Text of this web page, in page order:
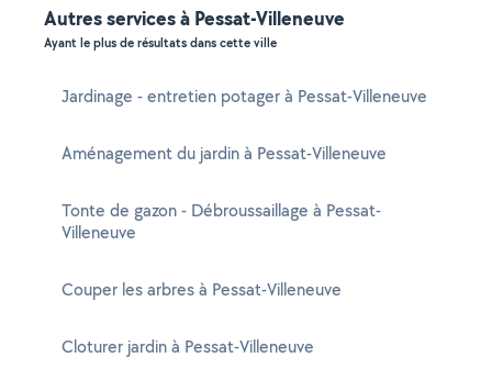
Autres services à Pessat-Villeneuve
Ayant le plus de résultats dans cette ville
Jardinage - entretien potager à Pessat-Villeneuve
Aménagement du jardin à Pessat-Villeneuve
Tonte de gazon - Débroussaillage à Pessat-
Villeneuve
Couper les arbres à Pessat-Villeneuve
Cloturer jardin à Pessat-Villeneuve